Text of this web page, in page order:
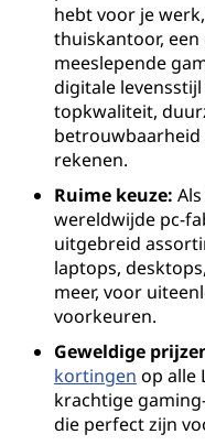
hebt voor je
thuiskantoor,
meeslepende
digitale
topkwaliteit,
betrouwbaarheid
rekenen.
Ruime keuze:
wereldwijde pc-
uitgebreid
laptops,
meer, voor
voorkeuren.
Geweldige
kortingen op alle
krachtige
die perfect zijn